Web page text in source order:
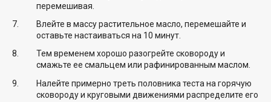
перемешивая.
Влейте в массу растительное масло, перемешайте и
оставьте настаиваться на 10 минут.
Тем временем хорошо разогрейте сковороду и
смажьте ее смальцем или рафинированным маслом.
Налейте примерно треть половника теста на горячую
сковороду и круговыми движениями распределите его